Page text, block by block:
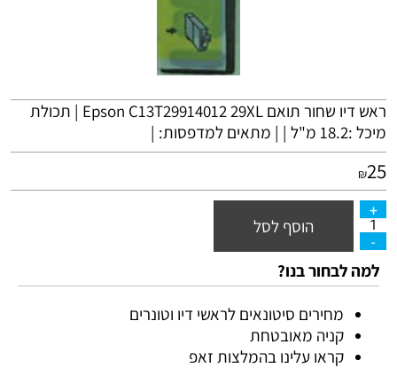
ראש דיו שחור תואם Epson C13T29914012 29XL | תכולת
מיכל :18.2 מ"ל | | מתאים למדפסות: |
₪25
הוסף לסל
למה לבחור בנו?
מחירים סיטונאים לראשי דיו וטונרים
קניה מאובטחת
קראו עלינו בהמלצות זאפ